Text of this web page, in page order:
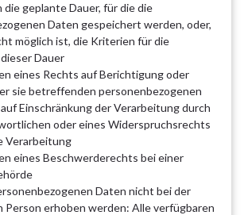
die geplante Dauer, für die die
Daten gespeichert werden, oder,
möglich ist, die Kriterien für die
Dauer
eines Rechts auf Berichtigung oder
sie betreffenden personenbezogenen
Einschränkung der Verarbeitung durch
oder eines Widerspruchsrechts
Verarbeitung
eines Beschwerderechts bei einer
Daten nicht bei der
erhoben werden: Alle verfügbaren